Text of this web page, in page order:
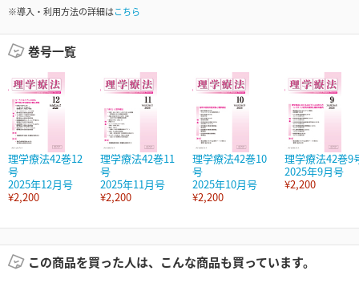
※導入・利用方法の詳細はこちら
巻号一覧
理学療法42巻12
号
2025年12月号
¥2,200
理学療法42巻11
号
2025年11月号
¥2,200
理学療法42巻10
号
2025年10月号
¥2,200
理学療法42巻9
2025年9月号
¥2,200
この商品を買った人は、こんな商品も買っています。